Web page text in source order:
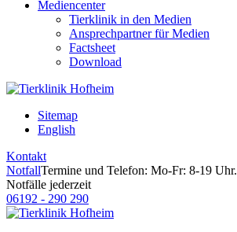
Mediencenter
Tierklinik in den Medien
Ansprechpartner für Medien
Factsheet
Download
Sitemap
English
Kontakt
NotfallTermine und Telefon: Mo-Fr: 8-19 Uhr.
Notfälle jederzeit
06192 - 290 290